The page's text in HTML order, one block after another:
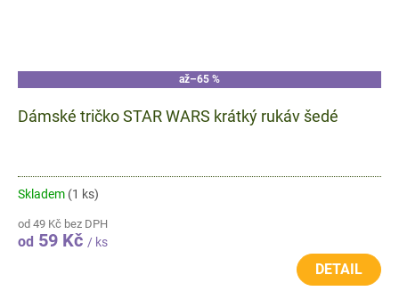
až–65 %
Dámské tričko STAR WARS krátký rukáv šedé
Skladem (1 ks)
od 49 Kč bez DPH
od 59 Kč / ks
DETAIL